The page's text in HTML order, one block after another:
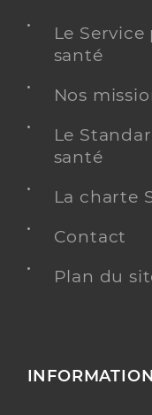
Le
santé
Nos
Le
santé
La charte
Contact
Plan du